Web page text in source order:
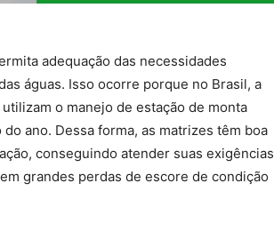
adequação das necessidades
águas. Isso ocorre porque no Brasil, a
o manejo de estação de monta
ano. Dessa forma, as matrizes têm boa
conseguindo atender suas exigências
grandes perdas de escore de condição